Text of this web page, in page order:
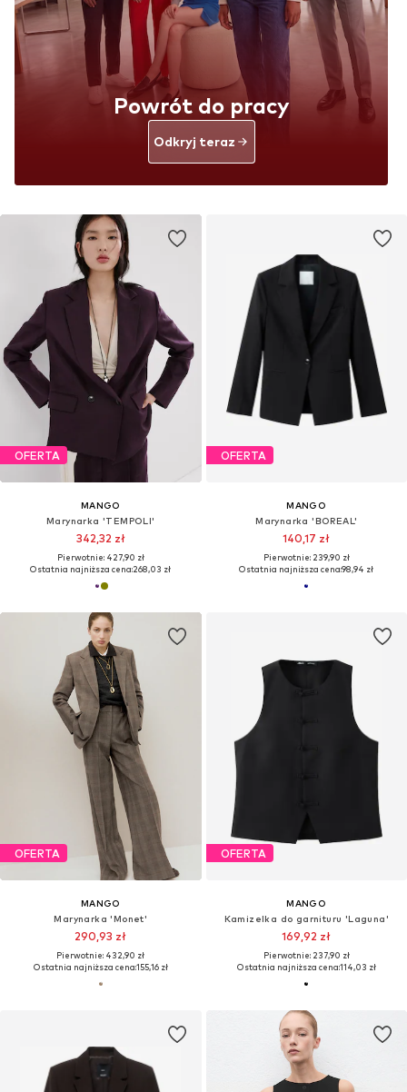
OFERTA
MANGO
Marynarka 'TEMPOLI'
342,32 zł
Pierwotnie: 427,90 zł
Ostatnia najniższa cena:268,03 zł
Powrót do pracy
Odkryj teraz
OFERTA
MANGO
Marynarka 'BOREAL'
140,17 zł
Pierwotnie: 239,90 zł
Ostatnia najniższa cena:98,94 zł
OFERTA
MANGO
Marynarka 'Monet'
290,93 zł
Pierwotnie: 432,90 zł
Ostatnia najniższa cena:155,16 zł
OFERTA
MANGO
Kamizelka do garnituru 'Laguna'
169,92 zł
Pierwotnie: 237,90 zł
Ostatnia najniższa cena:114,03 zł